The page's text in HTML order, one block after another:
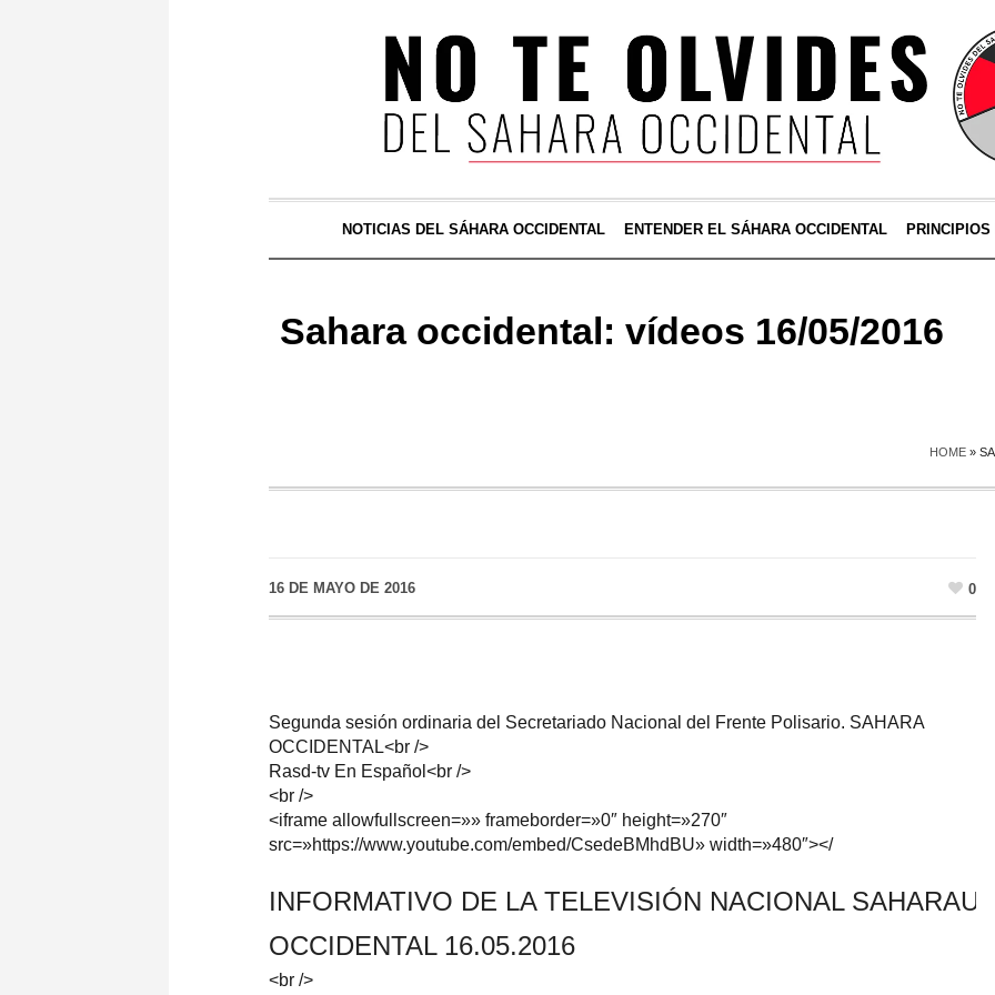
NOTICIAS DEL SÁHARA OCCIDENTAL ENTENDER EL SÁHARA OCCIDENTAL
Sahara occidental: vídeos 16/05/2016
HOME »
16 DE MAYO DE 2016 0
Segunda sesión ordinaria del Secretariado Nacional del Frente Polisario. SAHARA
OCCIDENTAL<br />
Rasd-tv En Español<br />
<br />
<iframe allowfullscreen=»» frameborder=»0″ height=»270″
src=»https://www.youtube.com/embed/CsedeBMhdBU» width=»480″></
INFORMATIVO DE LA TELEVISIÓN NACIONAL SAHARAUI
OCCIDENTAL 16.05.2016
<br />